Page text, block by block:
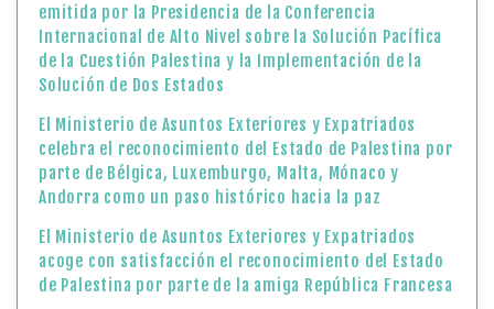
emitida por la Presidencia de la Conferencia
Internacional de Alto Nivel sobre la Solución Pacífica
de la Cuestión Palestina y la Implementación de la
Solución de Dos Estados
El Ministerio de Asuntos Exteriores y Expatriados
celebra el reconocimiento del Estado de Palestina por
parte de Bélgica, Luxemburgo, Malta, Mónaco y
Andorra como un paso histórico hacia la paz
El Ministerio de Asuntos Exteriores y Expatriados
acoge con satisfacción el reconocimiento del Estado
de Palestina por parte de la amiga República Francesa